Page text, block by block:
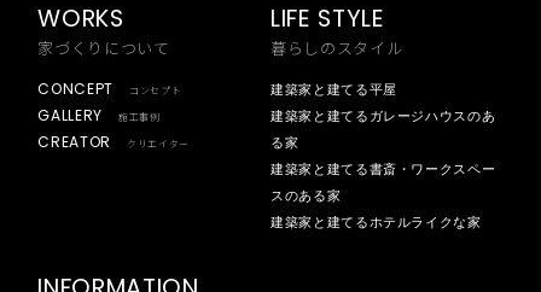
WORKS
家づくりについて
CONCEPT コンセプト
GALLERY 施工事例
CREATOR クリエイター
LIFE STYLE
暮らしのスタイル
建築家と建てる平屋
建築家と建てるガレージハウスのあ
る家
建築家と建てる書斎・ワークスペー
スのある家
建築家と建てるホテルライクな家